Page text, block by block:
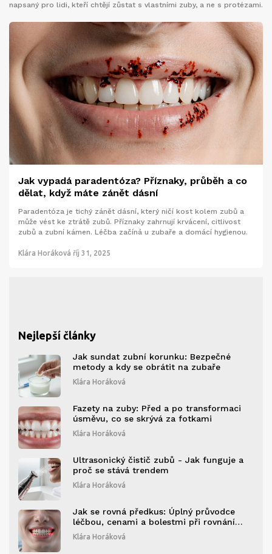
napsaný pro lidi, kteří chtějí zůstat s vlastními zuby, a ne s protézami.
Jak vypadá paradentóza? Příznaky, průběh a co
dělat, když máte zánět dásní
Paradentóza je tichý zánět dásní, který ničí kost kolem zubů a
může vést ke ztrátě zubů. Příznaky zahrnují krvácení, citlivost
zubů a zubní kámen. Léčba začíná u zubaře a domácí hygienou.
Klára Horáková říj 31, 2025
Nejlepší články
Jak sundat zubní korunku: Bezpečné
metody a kdy se obrátit na zubaře
Klára Horáková
Fazety na zuby: Před a po transformaci
úsměvu, co se skrývá za fotkami
Klára Horáková
Ultrasonický čistič zubů - Jak funguje a
proč se stává trendem
Klára Horáková
Jak se rovná předkus: Úplný průvodce
léčbou, cenami a bolestmi při rovnání
zubů
Klára Horáková